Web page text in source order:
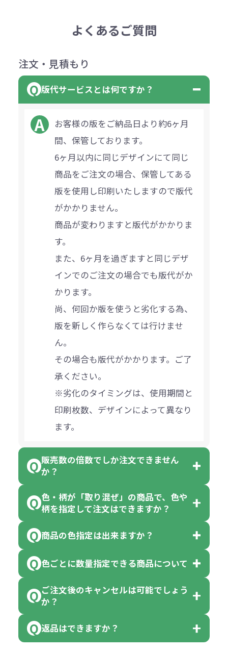
よくあるご質問
注文・見積もり
版代サービスとは何ですか？
お客様の版をご納品日より約6ヶ月
間、保管しております。
6ヶ月以内に同じデザインにて同じ
商品をご注文の場合、保管してある
版を使用し印刷いたしますので版代
がかかりません。
商品が変わりますと版代がかかりま
す。
また、6ヶ月を過ぎますと同じデザ
インでのご注文の場合でも版代がか
かります。
尚、何回か版を使うと劣化する為、
版を新しく作らなくては行けませ
ん。
その場合も版代がかかります。ご了
承ください。
※劣化のタイミングは、使用期間と
印刷枚数、デザインによって異なり
ます。
販売数の倍数でしか注文できません
か？
一部商品（※）を除き、注文可能数
です。
ります。
【例】注文可能数が100個の場合
は、100個以上でしたら、何個でも
可能です。
色・柄が「取り混ぜ」の商品で、色や
柄を指定して注文はできますか？
「色・柄 取り混ぜ」のラベルがつい
ている商品は、色指定不可となって
ん。
商品の色指定は出来ますか？
色指定できる商品もございますが商
品の詳細に「色・柄 取り混ぜ」のラ
ベルや商品画像に「〇色取混ぜ」な
色ごとに数量指定できる商品について
「選べる本体色」のラベルが付いて
す。
ご注文後のキャンセルは可能でしょう
か？
お客様都合でのキャンセルは、制作
返品はできますか？